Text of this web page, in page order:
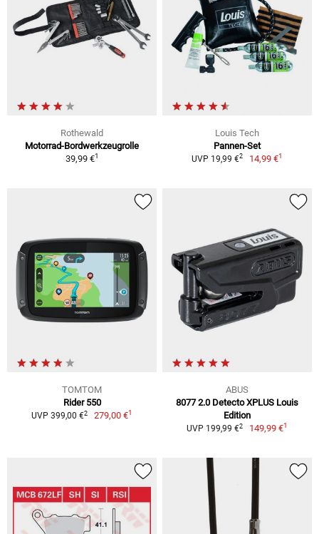
Rothewald
Motorrad-Bordwerkzeugrolle
39,99 €1
Louis Tech
Pannen-Set
UVP 19,99 €2 14,99 €1
TOMTOM
Rider 550
UVP 399,00 €2 279,00 €1
ABUS
8077 2.0 Detecto XPLUS Louis
Edition
UVP 199,99 €2 149,99 €1